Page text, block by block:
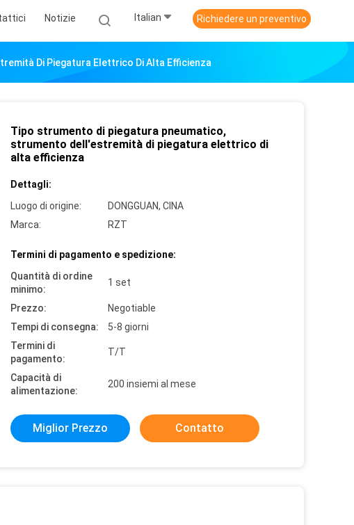
Notizie Italian Richiedere un preventivo
Di Piegatura Elettrico Di Alta Efficienza
Tipo strumento di piegatura pneumatico,
strumento dell'estremità di piegatura elettrico di
alta efficienza
Dettagli:
Luogo di origine:
DONGGUAN, CINA
Marca:
RZT
Termini di pagamento e spedizione:
Quantità di ordine
minimo:
1 set
Prezzo:
Negotiable
Tempi di consegna:
5-8 giorni
Termini di
pagamento:
T/T
Capacità di
alimentazione:
200 insiemi al mese
Miglior Prezzo Contatto